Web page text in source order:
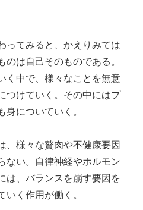
ってみると、かえりみては
は自己そのものである。
く中で、様々なことを無意
つけていく。その中にはプ
身についていく。
、様々な贅肉や不健康要因
ない。自律神経やホルモン
は、バランスを崩す要因を
いく作用が働く。